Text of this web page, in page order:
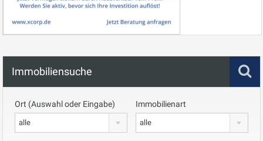
Immobiliensuche
Ort (Auswahl oder Eingabe)
alle
Immobilienart
alle